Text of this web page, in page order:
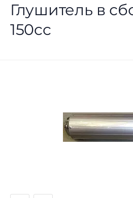
Глушитель в
150cc